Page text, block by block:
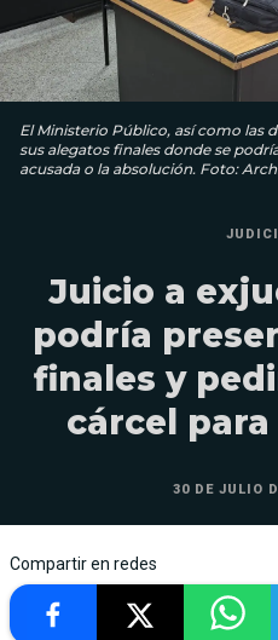
El Ministerio Público, así como las
sus alegatos finales donde se
acusada o la absolución. Foto:
Juicio a
podría
finales y
cárcel
30 DE JULIO
Compartir en redes